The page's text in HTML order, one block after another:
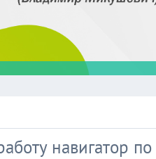
навигатор